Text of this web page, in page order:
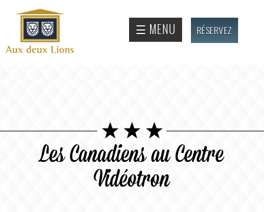
Site
officiel
de
☰ MENU RÉSERVEZ
Les Canadiens au Centre
Vidéotron